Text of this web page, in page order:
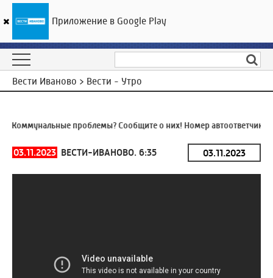
ГТРК «Ивтелерадио»
Вести Иваново > Вести - Утро
Коммунальные проблемы? Сообщите о них! Номер автоответчика:
03.11.2023 ВЕСТИ-ИВАНОВО. 6:35
Приложение в Google Play